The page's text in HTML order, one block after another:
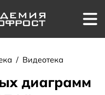
/ Видеотека
диаграмм